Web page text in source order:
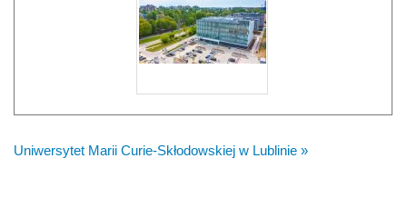
Uniwersytet Marii Curie-Skłodowskiej w Lublinie »